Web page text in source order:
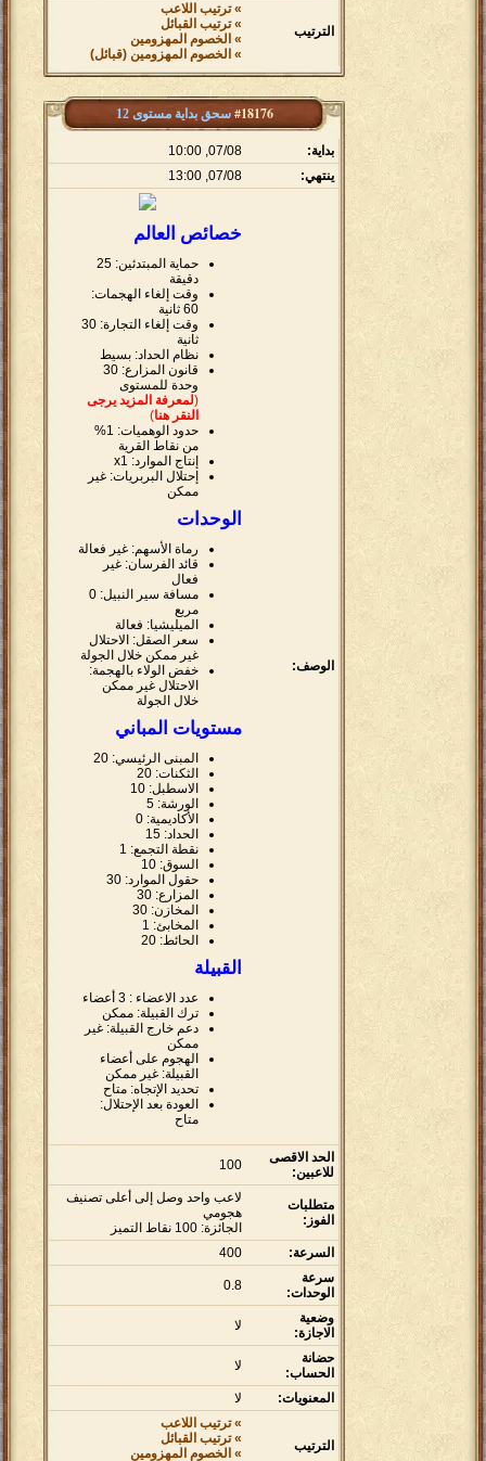
الترتيب
» ترتيب اللاعب
» ترتيب القبائل
» الخصوم المهزومين
» الخصوم المهزومين (قبائل)
#18176 سحق بداية مستوى 12
بداية:
07/08, 10:00
ينتهي:
07/08, 13:00
الوصف:
خصائص العالم
حماية المبتدئين: 25
دقيقة
وقت إلغاء الهجمات:
60 ثانية
وقت إلغاء التجارة: 30
ثانية
نظام الحداد: بسيط
قانون المزارع: 30
وحدة للمستوى
(لمعرفة المزيد يرجى
النقر هنا)
حدود الوهميات: 1%
من نقاط القرية
إنتاج الموارد: x1
إحتلال البربريات: غير
ممكن
الوحدات
رماة الأسهم: غير فعالة
قائد الفرسان: غير
فعال
مسافة سير النبيل: 0
مربع
الميليشيا: فعالة
سعر الصقل: الاحتلال
غير ممكن خلال الجولة
خفض الولاء بالهجمة:
الاحتلال غير ممكن
خلال الجولة
مستويات المباني
المبنى الرئيسي: 20
الثكنات: 20
الاسطبل: 10
الورشة: 5
الأكاديمية: 0
الحداد: 15
نقطة التجمع: 1
السوق: 10
حقول الموارد: 30
المزارع: 30
المخازن: 30
المخابئ: 1
الحائط: 20
القبيلة
عدد الاعضاء : 3 أعضاء
ترك القبيلة: ممكن
دعم خارج القبيلة: غير
ممكن
الهجوم على أعضاء
القبيلة: غير ممكن
تحديد الإتجاه: متاح
العودة بعد الإحتلال:
متاح
الحد الاقصى
للاعبين:
100
متطلبات
الفوز:
لاعب واحد وصل إلى أعلى تصنيف
هجومي
الجائزة: 100 نقاط التميز
السرعة:
400
سرعة
الوحدات:
0.8
وضعية
الاجازة:
لا
حضانة
الحساب:
لا
المعنويات: لا
الترتيب
» ترتيب اللاعب
» ترتيب القبائل
» الخصوم المهزومين